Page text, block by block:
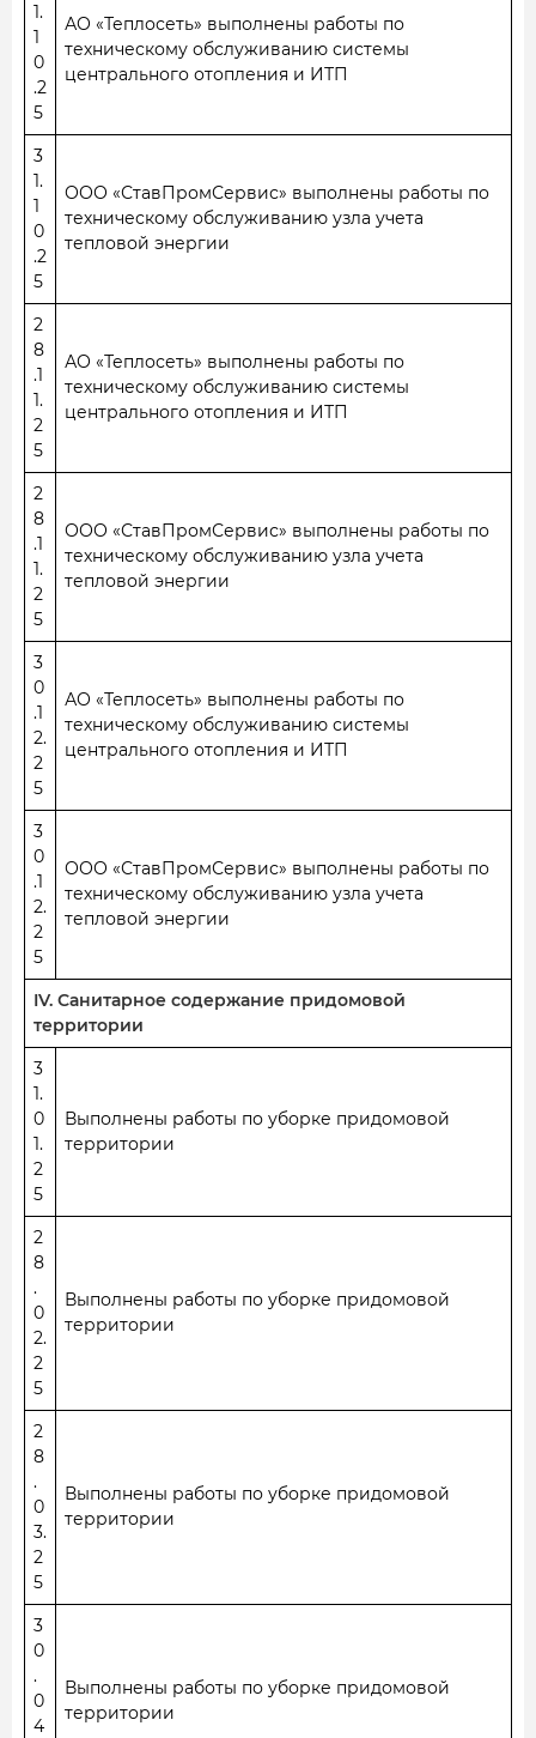
1.
1
0
.2
5
АО «Теплосеть» выполнены работы по
техническому обслуживанию системы
центрального отопления и ИТП
3
1.
1
0
.2
5
ООО «СтавПромСервис» выполнены работы по
техническому обслуживанию узла учета
тепловой энергии
2
8
.1
1.
2
5
АО «Теплосеть» выполнены работы по
техническому обслуживанию системы
центрального отопления и ИТП
2
8
.1
1.
2
5
ООО «СтавПромСервис» выполнены работы по
техническому обслуживанию узла учета
тепловой энергии
3
0
.1
2.
2
5
АО «Теплосеть» выполнены работы по
техническому обслуживанию системы
центрального отопления и ИТП
3
0
.1
2.
2
5
ООО «СтавПромСервис» выполнены работы по
техническому обслуживанию узла учета
тепловой энергии
IV. Санитарное содержание придомовой
территории
3
1.
0
1.
2
5
Выполнены работы по уборке придомовой
территории
2
8
.
0
2.
2
5
Выполнены работы по уборке придомовой
территории
2
8
.
0
3.
2
5
Выполнены работы по уборке придомовой
территории
3
0
.
0
4
Выполнены работы по уборке придомовой
территории